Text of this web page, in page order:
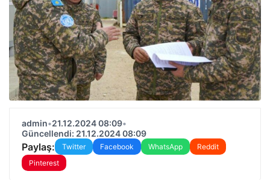
admin•21.12.2024 08:09•
Güncellendi: 21.12.2024 08:09
Paylaş: Twitter Facebook WhatsApp
Reddit
Pinterest